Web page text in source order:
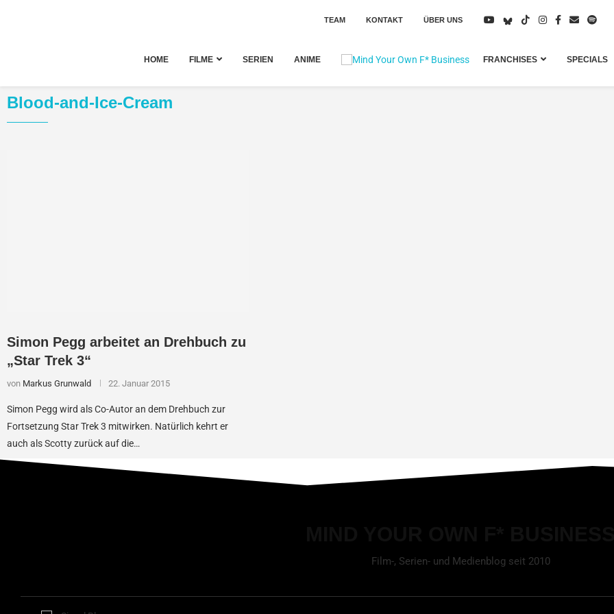
TEAM KONTAKT ÜBER UNS
HOME FILME SERIEN ANIME FRANCHISES SPECIALS
Blood-and-Ice-Cream
Simon Pegg arbeitet an Drehbuch zu
„Star Trek 3“
von Markus Grunwald 22. Januar 2015
Simon Pegg wird als Co-Autor an dem Drehbuch zur
Fortsetzung Star Trek 3 mitwirken. Natürlich kehrt er
auch als Scotty zurück auf die…
Film-, Serien- und Medienblog seit 2010